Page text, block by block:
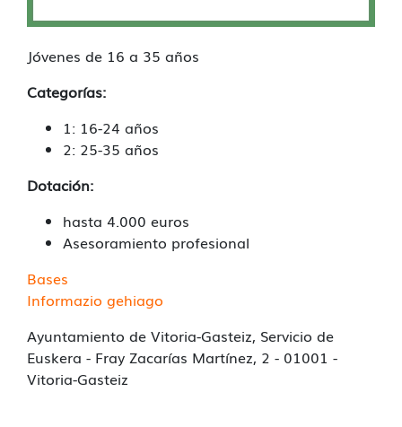
Jóvenes de 16 a 35 años
Categorías:
1: 16-24 años
2: 25-35 años
Dotación:
hasta 4.000 euros
Asesoramiento profesional
Bases
Informazio gehiago
Ayuntamiento de Vitoria-Gasteiz, Servicio de
Euskera - Fray Zacarías Martínez, 2 - 01001 -
Vitoria-Gasteiz